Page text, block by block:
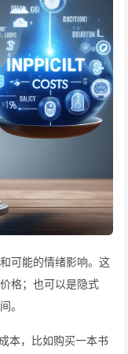
可能的情绪影响。这
格；也可以是隐式
。
本，比如购买一本书